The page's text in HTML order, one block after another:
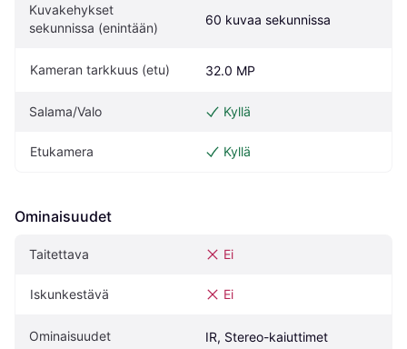
Kuvakehykset
sekunnissa (enintään)
60 kuvaa sekunnissa
Kameran tarkkuus (etu) 32.0 MP
Salama/Valo Kyllä
Etukamera Kyllä
Ominaisuudet
Taitettava Ei
Iskunkestävä Ei
Ominaisuudet IR, Stereo-kaiuttimet